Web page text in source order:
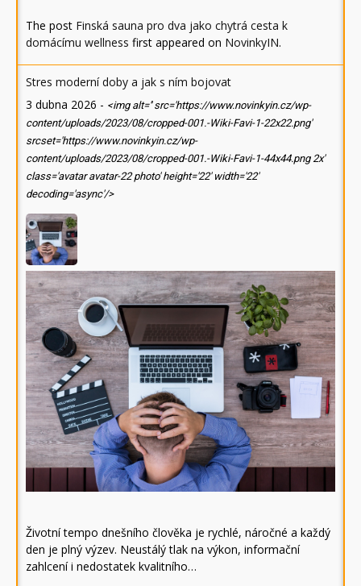
The post Finská sauna pro dva jako chytrá cesta k
domácímu wellness first appeared on NovinkyIN.
Stres moderní doby a jak s ním bojovat
3 dubna 2026 - <img alt='' src='https://www.novinkyin.cz/wp-
content/uploads/2023/08/cropped-001.-Wiki-Favi-1-22x22.png'
srcset='https://www.novinkyin.cz/wp-
content/uploads/2023/08/cropped-001.-Wiki-Favi-1-44x44.png 2x'
class='avatar avatar-22 photo' height='22' width='22'
decoding='async'/>
Životní tempo dnešního člověka je rychlé, náročné a každý
den je plný výzev. Neustálý tlak na výkon, informační
zahlcení i nedostatek kvalitního…